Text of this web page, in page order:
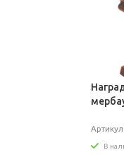
В